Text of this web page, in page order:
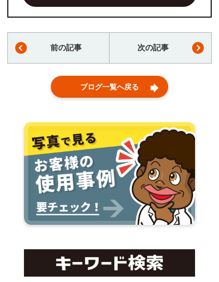
前の記事 次の記事
ブログ一覧へ戻る